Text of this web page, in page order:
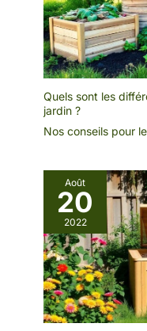
Quels sont les
jardin ?
Nos conseils pour
Août
20
2022